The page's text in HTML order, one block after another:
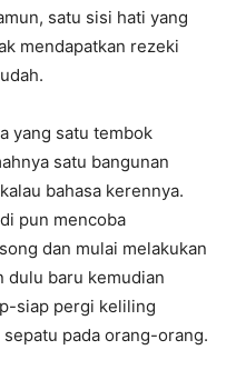
satu sisi hati yang
mendapatkan rezeki
yang satu tembok
satu bangunan
bahasa kerennya.
pun mencoba
dan mulai melakukan
dulu baru kemudian
siap pergi keliling
pada orang-orang.